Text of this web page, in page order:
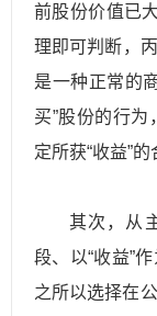
前股份价值已
理即可判断，
是一种正常的
买”股份的行
定所获“收益”的
其次，从
段、以“收益”
之所以选择在